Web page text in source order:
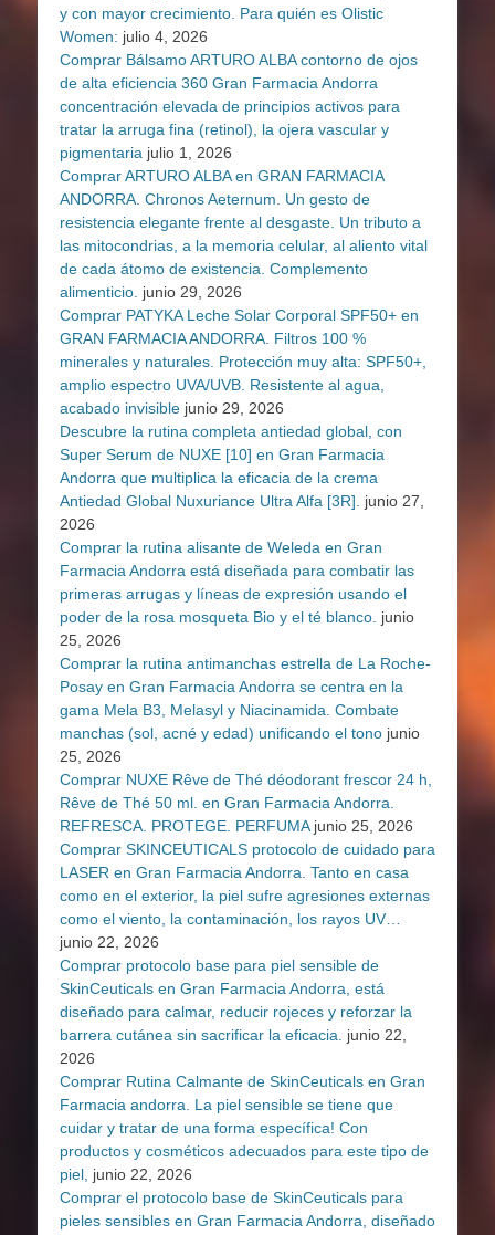
y con mayor crecimiento. Para quién es Olistic
Women: julio 4, 2026
Comprar Bálsamo ARTURO ALBA contorno de ojos
de alta eficiencia 360 Gran Farmacia Andorra
concentración elevada de principios activos para
tratar la arruga fina (retinol), la ojera vascular y
pigmentaria julio 1, 2026
Comprar ARTURO ALBA en GRAN FARMACIA
ANDORRA. Chronos Aeternum. Un gesto de
resistencia elegante frente al desgaste. Un tributo a
las mitocondrias, a la memoria celular, al aliento vital
de cada átomo de existencia. Complemento
alimenticio. junio 29, 2026
Comprar PATYKA Leche Solar Corporal SPF50+ en
GRAN FARMACIA ANDORRA. Filtros 100 %
minerales y naturales. Protección muy alta: SPF50+,
amplio espectro UVA/UVB. Resistente al agua,
acabado invisible junio 29, 2026
Descubre la rutina completa antiedad global, con
Super Serum de NUXE [10] en Gran Farmacia
Andorra que multiplica la eficacia de la crema
Antiedad Global Nuxuriance Ultra Alfa [3R].
junio 27,
2026
Comprar la rutina alisante de Weleda en Gran
Farmacia Andorra está diseñada para combatir las
primeras arrugas y líneas de expresión usando el
poder de la rosa mosqueta Bio y el té blanco. junio
25, 2026
Comprar la rutina antimanchas estrella de La Roche-
Posay en Gran Farmacia Andorra se centra en la
gama Mela B3, Melasyl y Niacinamida. Combate
manchas (sol, acné y edad) unificando el tono junio
25, 2026
Comprar NUXE Rêve de Thé déodorant frescor 24 h,
Rêve de Thé 50 ml. en Gran Farmacia Andorra.
REFRESCA. PROTEGE. PERFUMA junio 25, 2026
Comprar SKINCEUTICALS protocolo de cuidado para
LASER en Gran Farmacia Andorra. Tanto en casa
como en el exterior, la piel sufre agresiones externas
como el viento, la contaminación, los rayos UV…
junio 22, 2026
Comprar protocolo base para piel sensible de
SkinCeuticals en Gran Farmacia Andorra, está
diseñado para calmar, reducir rojeces y reforzar la
barrera cutánea sin sacrificar la eficacia.
junio 22,
2026
Comprar Rutina Calmante de SkinCeuticals en Gran
Farmacia andorra. La piel sensible se tiene que
cuidar y tratar de una forma específica! Con
productos y cosméticos adecuados para este tipo de
piel, junio 22, 2026
Comprar el protocolo base de SkinCeuticals para
pieles sensibles en Gran Farmacia Andorra, diseñado